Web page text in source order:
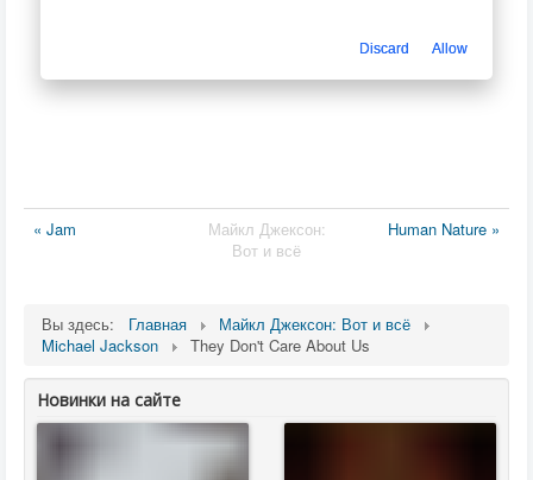
« Jam
Майкл Джексон:
Вот и всё
Human Nature »
Вы здесь: Главная
Майкл Джексон: Вот и всё
Michael Jackson
They Don't Care About Us
Новинки на сайте
Discard Allow